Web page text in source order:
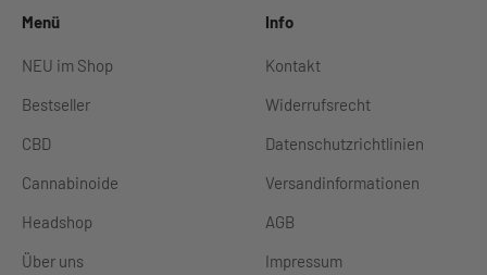
Menü
NEU im Shop
Bestseller
CBD
Cannabinoide
Headshop
Über uns
Info
Kontakt
Widerrufsrecht
Datenschutzrichtlinien
Versandinformationen
AGB
Impressum